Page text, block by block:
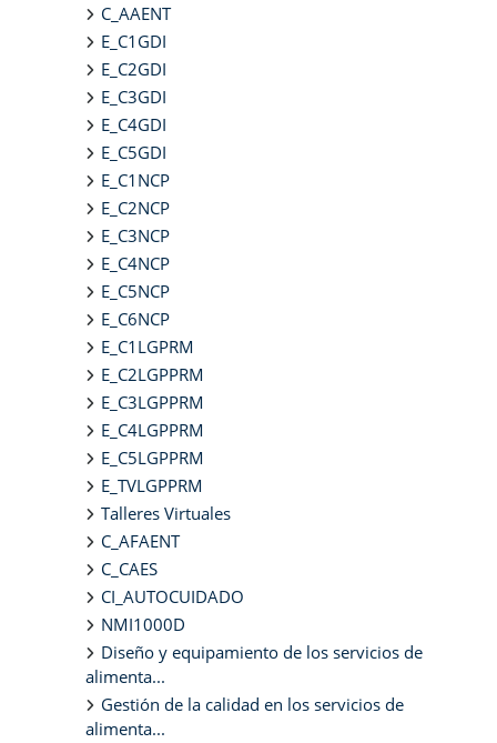
C_AAENT
E_C1GDI
E_C2GDI
E_C3GDI
E_C4GDI
E_C5GDI
E_C1NCP
E_C2NCP
E_C3NCP
E_C4NCP
E_C5NCP
E_C6NCP
E_C1LGPRM
E_C2LGPPRM
E_C3LGPPRM
E_C4LGPPRM
E_C5LGPPRM
E_TVLGPPRM
Talleres Virtuales
C_AFAENT
C_CAES
CI_AUTOCUIDADO
NMI1000D
Diseño y equipamiento de los servicios de
alimenta...
Gestión de la calidad en los servicios de
alimenta...